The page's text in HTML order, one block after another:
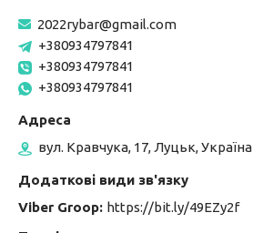
2022rybar@gmail.com
+380934797841
+380934797841
+380934797841
вул. Кравчука, 17, Луцьк, Україна
Viber Groop https://bit.ly/49EZy2f